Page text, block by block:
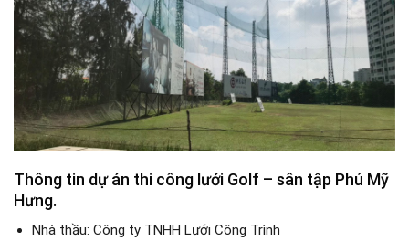
Thông tin dự án thi công lưới Golf – sân tập Phú Mỹ
Hưng.
Nhà thầu: Công ty TNHH Lưới Công Trình